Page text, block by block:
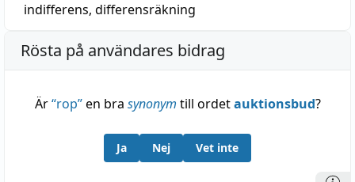
indifferens, differensräkning
Rösta på användares bidrag
Är“rop”en bra synonym till ordetauktionsbud?
Ja Nej Vet inte